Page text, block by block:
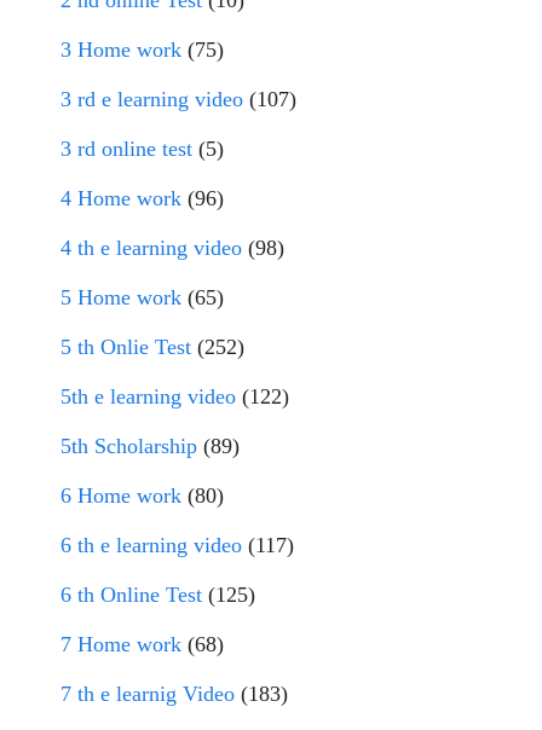
3 Home work (75)
3 rd e learning video (107)
3 rd online test (5)
4 Home work (96)
4 th e learning video (98)
5 Home work (65)
5 th Onlie Test (252)
5th e learning video (122)
5th Scholarship (89)
6 Home work (80)
6 th e learning video (117)
6 th Online Test (125)
7 Home work (68)
7 th e learnig Video (183)